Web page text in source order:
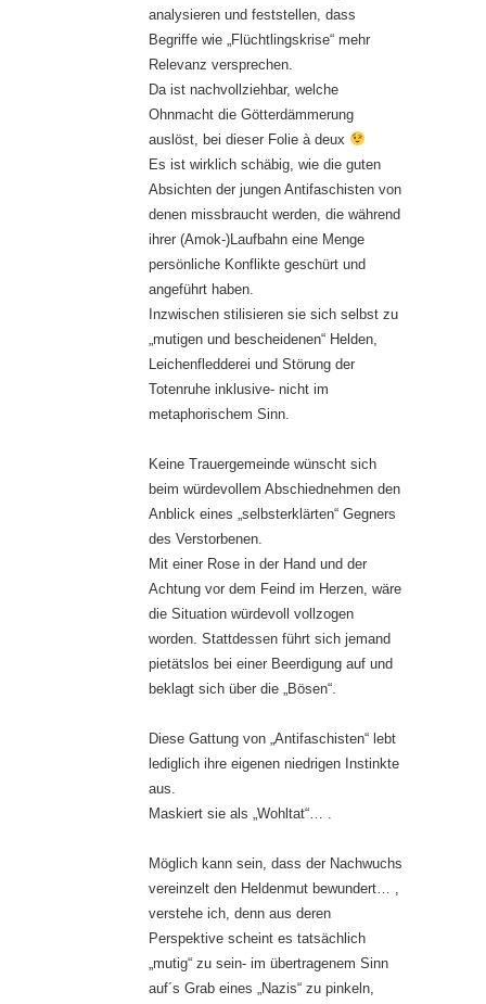
analysieren und feststellen, dass
Begriffe wie „Flüchtlingskrise“ mehr
Relevanz versprechen.
Da ist nachvollziehbar, welche
Ohnmacht die Götterdämmerung
auslöst, bei dieser Folie à deux
Es ist wirklich schäbig, wie die guten
Absichten der jungen Antifaschisten von
denen missbraucht werden, die während
ihrer (Amok-)Laufbahn eine Menge
persönliche Konflikte geschürt und
angeführt haben.
Inzwischen stilisieren sie sich selbst zu
„mutigen und bescheidenen“ Helden,
Leichenfledderei und Störung der
Totenruhe inklusive- nicht im
metaphorischem Sinn.
Keine Trauergemeinde wünscht sich
beim würdevollem Abschiednehmen den
Anblick eines „selbsterklärten“ Gegners
des Verstorbenen.
Mit einer Rose in der Hand und der
Achtung vor dem Feind im Herzen, wäre
die Situation würdevoll vollzogen
worden. Stattdessen führt sich jemand
pietätslos bei einer Beerdigung auf und
beklagt sich über die „Bösen“.
Diese Gattung von „Antifaschisten“ lebt
lediglich ihre eigenen niedrigen Instinkte
aus.
Maskiert sie als „Wohltat“… .
Möglich kann sein, dass der Nachwuchs
vereinzelt den Heldenmut bewundert… ,
verstehe ich, denn aus deren
Perspektive scheint es tatsächlich
„mutig“ zu sein- im übertragenem Sinn
auf´s Grab eines „Nazis“ zu pinkeln,